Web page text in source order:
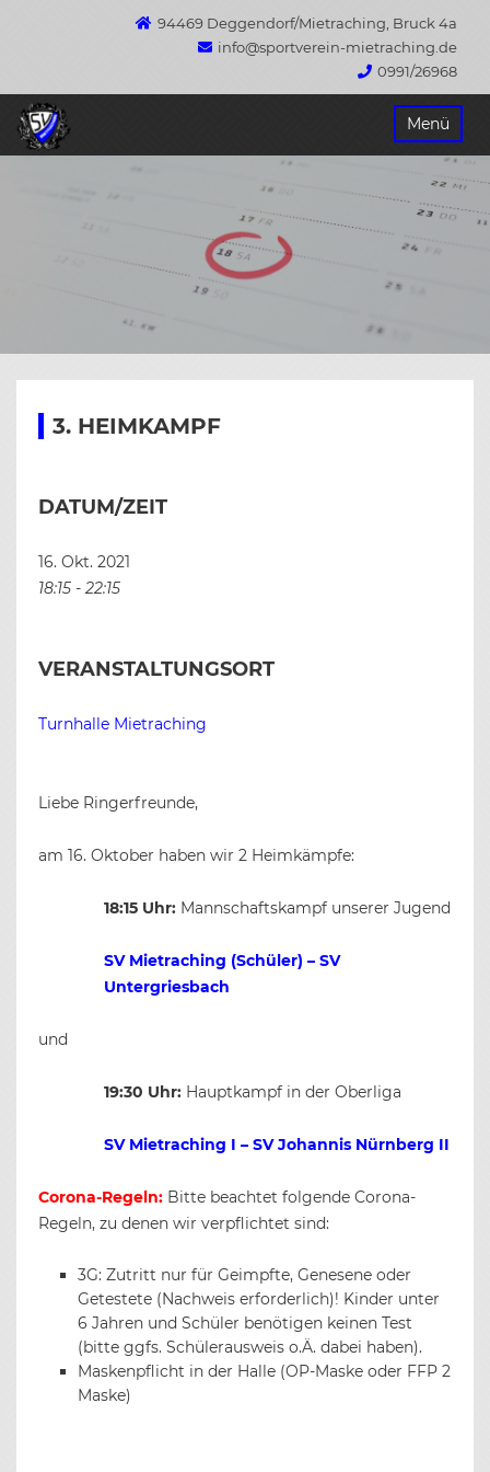
94469 Deggendorf/Mietraching, Bruck 4a
info@sportverein-mietraching.de
0991/26968
Menü
3. HEIMKAMPF
DATUM/ZEIT
16. Okt. 2021
18:15 - 22:15
VERANSTALTUNGSORT
Turnhalle Mietraching
Liebe Ringerfreunde,
am 16. Oktober haben wir 2 Heimkämpfe:
18:15 Uhr: Mannschaftskampf unserer Jugend
SV Mietraching (Schüler) – SV
Untergriesbach
und
19:30 Uhr: Hauptkampf in der Oberliga
SV Mietraching I – SV Johannis Nürnberg II
Corona-Regeln: Bitte beachtet folgende Corona-
Regeln, zu denen wir verpflichtet sind:
3G: Zutritt nur für Geimpfte, Genesene oder
Getestete (Nachweis erforderlich)! Kinder unter
6 Jahren und Schüler benötigen keinen Test
(bitte ggfs. Schülerausweis o.Ä. dabei haben).
Maskenpflicht in der Halle (OP-Maske oder FFP 2
Maske)